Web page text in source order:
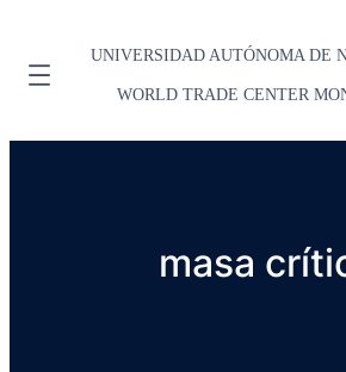
UNIVERSIDAD AUTÓNOMA DE
WORLD TRADE CENTER
masa